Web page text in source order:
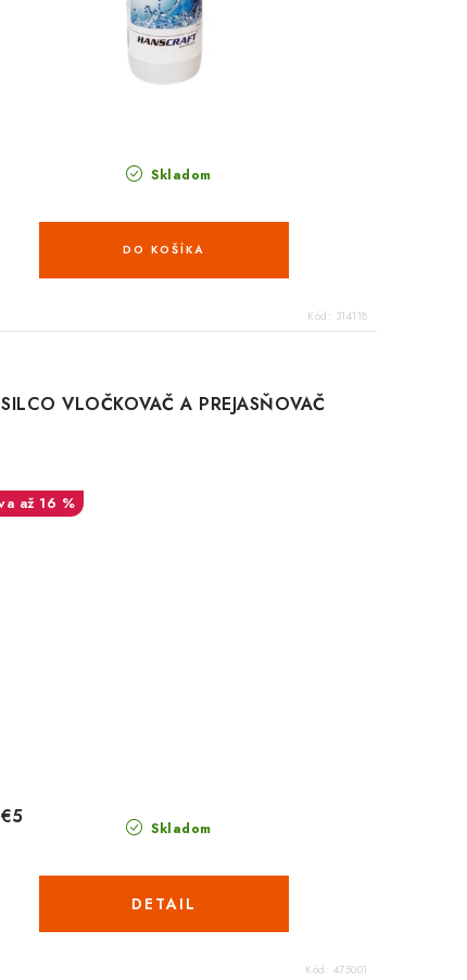
Skladom
DO KOŠÍKA
Kód: 314118
SILCO VLOČKOVAČ A PREJASŇOVAČ
až 16 %
Skladom
€5
DETAIL
Kód: 475001